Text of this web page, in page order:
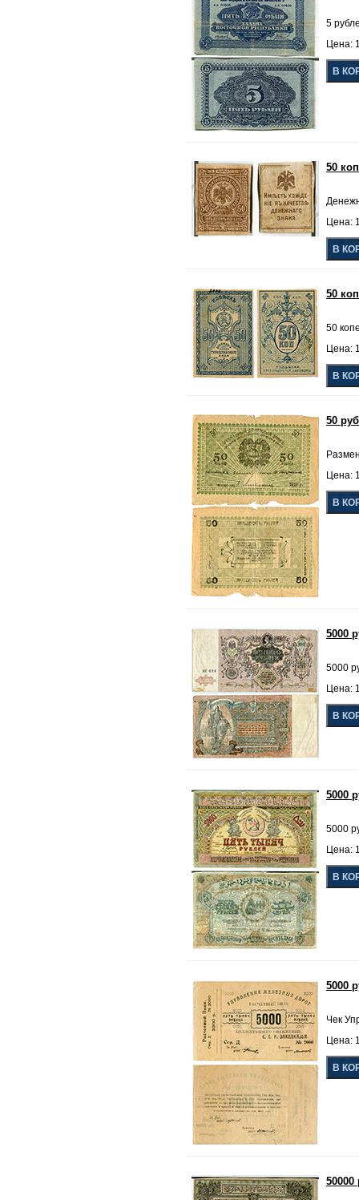
5
Цена:
50
Цена:
50
50
Цена:
50
Цена:
5000
5000
Цена:
5000
5000
Цена:
5000
Чек
Цена:
50000